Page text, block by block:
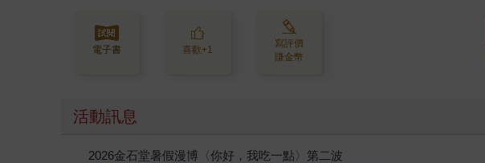
電子書 喜歡+1
寫評價
賺金幣
活動訊息
【父親節禮物展】5折起，滿888送88點金幣